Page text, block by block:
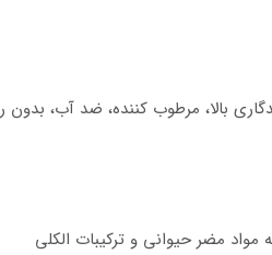
بالا، مرطوب کننده، ضد آب،
مواد مضر حیوانی و ترکیبات الکلی